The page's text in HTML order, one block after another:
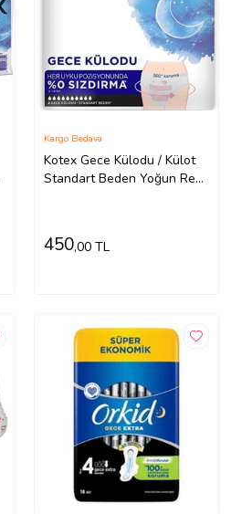
Kotex Gece Külodu / Külot
Standart Beden Yoğun ReGl
Kargo Bedava
450,00 TL